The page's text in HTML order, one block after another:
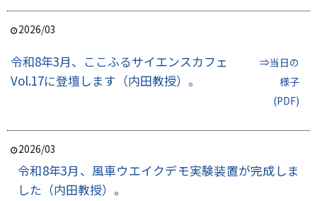
2026/03
令和8年3月、ここふるサイエンスカフェ
Vol.17に登壇します（内田教授）。
⇒当日の
様子
(PDF)
2026/03
令和8年3月、風車ウエイクデモ実験装置が完成しま
した（内田教授）。